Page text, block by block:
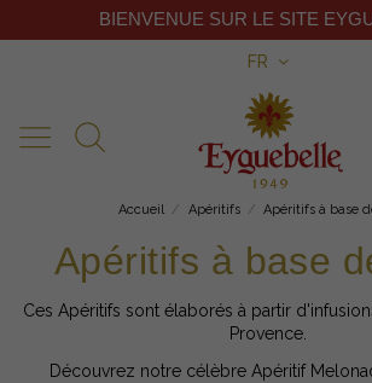
FR
BIENVENUE SUR LE SITE
Accueil Apéritifs Apéritifs à base
Apéritifs à base
Ces Apéritifs sont élaborés à partir
Provence.
Découvrez notre célèbre Apéritif